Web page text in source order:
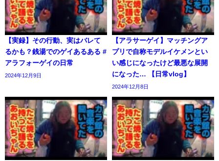
【実録】その行動、実はバレて
るかも？銭湯でのゲイあるある #
アラフォーゲイの日常
2024年12月9日
【アラサーゲイ】マッチングア
プリで自称モデルイケメンとい
い感じになったけど最悪な展開
になった… 【日常vlog】
2024年12月8日